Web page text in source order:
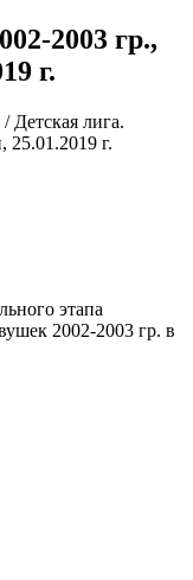
2003 гр.,
г.
/ Детская лига.
25.01.2019 г.
этапа
2002-2003 гр. в